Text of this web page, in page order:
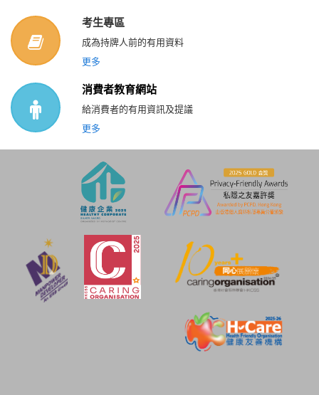
考生專區
成為持牌人前的有用資料
更多
消費者教育網站
給消費者的有用資訊及提議
更多